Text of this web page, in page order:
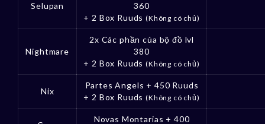
Selupan
360
+ 2 Box Ruuds(Không có chủ)
Nightmare
2x Các phần của bộ đồ lvl
380
+ 2 Box Ruuds(Không có chủ)
Nix
Partes Angels + 450 Ruuds
+ 2 Box Ruuds(Không có chủ)
Novas Montarias + 400